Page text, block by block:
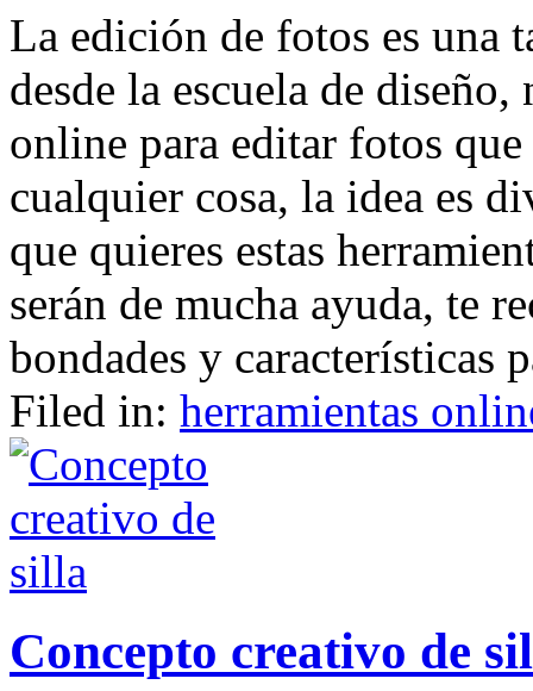
La edición de fotos es una
desde la escuela de
online para editar fotos
cualquier cosa, la idea es
que quieres estas
serán de mucha ayuda, te
bondades y características
Filed in: herramientas
Concepto creativo de